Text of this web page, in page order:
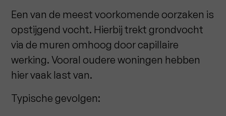
Een van de meest voorkomende oorzaken is
opstijgend vocht. Hierbij trekt grondvocht
via de muren omhoog door capillaire
werking. Vooral oudere woningen hebben
hier vaak last van.
Typische gevolgen: